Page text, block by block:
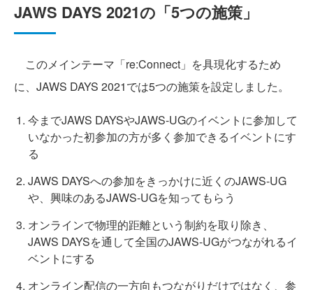
JAWS DAYS 2021の「5つの施策」
このメインテーマ「re:Connect」を具現化するため
に、JAWS DAYS 2021では5つの施策を設定しました。
今までJAWS DAYSやJAWS-UGのイベントに参加して
いなかった初参加の方が多く参加できるイベントにす
る
JAWS DAYSへの参加をきっかけに近くのJAWS-UG
や、興味のあるJAWS-UGを知ってもらう
オンラインで物理的距離という制約を取り除き、
JAWS DAYSを通して全国のJAWS-UGがつながれるイ
ベントにする
オンライン配信の一方向もつながりだけではなく、参